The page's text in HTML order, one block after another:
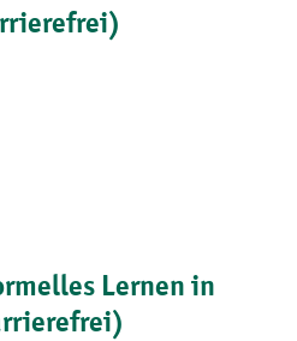
Lernen in